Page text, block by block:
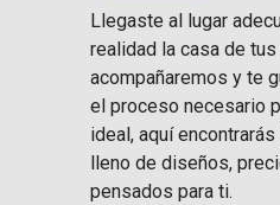
Llegaste al lugar
realidad la casa de
acompañaremos y te
el proceso necesario
ideal, aquí
lleno de diseños,
pensados para ti.